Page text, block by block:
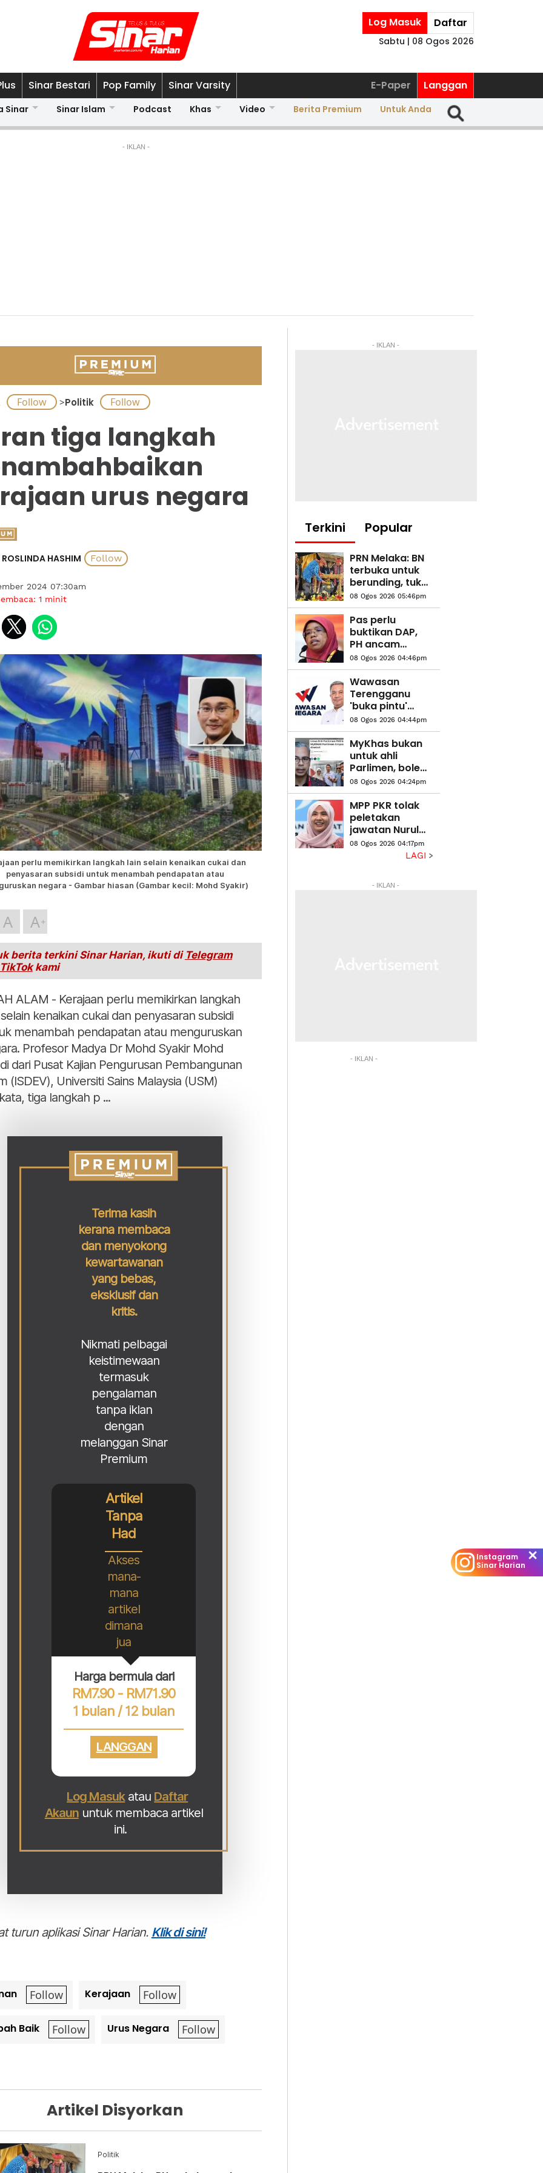
Log Masuk Daftar
Sabtu | 08 Ogos 2026
Sinar Bestari Pop Family Sinar Varsity E-Paper Langgan
Sinar Sinar Islam Podcast Khas Video Berita Premium Untuk Anda
- IKLAN -
>Politik
tiga langkah
urus negara
ROSLINDA HASHIM
2024 07:30am
1 minit
perlu memikirkan langkah lain selain kenaikan cukai dan
penyasaran subsidi untuk menambah pendapatan atau
negara - Gambar hiasan (Gambar kecil: Mohd Syakir)
A A
berita terkini Sinar Harian, ikuti di Telegram
kami
ALAM - Kerajaan perlu memikirkan langkah
kenaikan cukai dan penyasaran subsidi
menambah pendapatan atau menguruskan
Profesor Madya Dr Mohd Syakir Mohd
dari Pusat Kajian Pengurusan Pembangunan
(ISDEV), Universiti Sains Malaysia (USM)
tiga langkah p ...
Terima kasih
kerana membaca
dan menyokong
kewartawanan
yang bebas,
eksklusif dan
kritis.
Nikmati pelbagai
keistimewaan
termasuk
pengalaman
tanpa iklan
dengan
melanggan Sinar
Premium
Artikel
Tanpa
Had
Akses
mana-
mana
artikel
dimana
jua
Harga bermula dari
RM7.90 - RM71.90
1 bulan / 12 bulan
LANGGAN
Log Masukatau Daftar
Akaununtuk membaca artikel
ini.
turun aplikasi Sinar Harian. Klik di sini!
Apakah tahap kelayakan akademik anda?
Kolej/ STPM/ Diploma
Ijazah sarjana muda
(Bachelor)
Kerajaan
- IKLAN -
Terkini Popular
PRN Melaka: BN
terbuka untuk
berunding, tukar
kerusi - Ahmad
Zahid
08 Ogos 2026 05:46pm
Pas perlu
buktikan DAP,
PH ancam
Melayu Islam -
Aiman Athirah
08 Ogos 2026 04:46pm
Wawasan
Terengganu
'buka pintu'
buat bekas
pemimpin, ahli
Bersatu
08 Ogos 2026 04:44pm
MyKhas bukan
untuk ahli
Parlimen, boleh
salur terus
kepada rakyat -
Fahmi
08 Ogos 2026 04:24pm
MPP PKR tolak
peletakan
jawatan Nurul
Izzah
08 Ogos 2026 04:17pm
LAGI
- IKLAN -
- IKLAN -
Instagram
Sinar Harian